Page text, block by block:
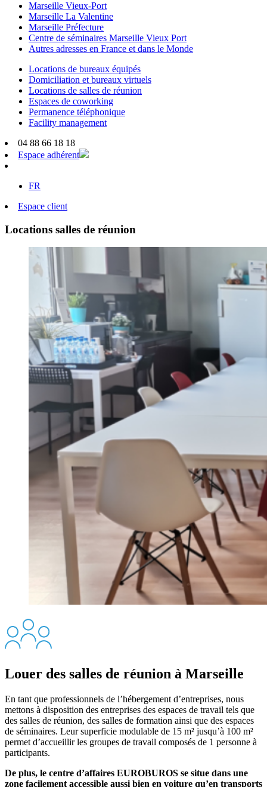
Marseille Vieux-Port
Marseille La Valentine
Marseille Préfecture
Centre de séminaires Marseille Vieux Port
Autres adresses en France et dans le Monde
Locations de bureaux équipés
Domiciliation et bureaux virtuels
Locations de salles de réunion
Espaces de coworking
Permanence téléphonique
Facility management
04 88 66 18 18
Espace adhérent
FR
Espace client
Locations salles de réunion
Louer des salles de réunion à Marseille
En tant que professionnels de l’hébergement d’entreprises, nous
mettons à disposition des entreprises des espaces de travail tels que
des salles de réunion, des salles de formation ainsi que des espaces
de séminaires. Leur superficie modulable de 15 m² jusqu’à 100 m²
permet d’accueillir les groupes de travail composés de 1 personne à
participants.
De plus, le centre d’affaires EUROBUROS se situe dans une
zone facilement accessible aussi bien en voiture qu’en transports